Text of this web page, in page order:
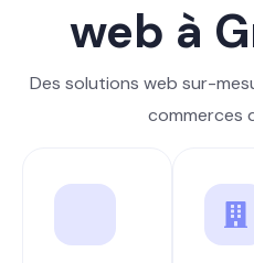
web à
Des solutions web sur-
commerces